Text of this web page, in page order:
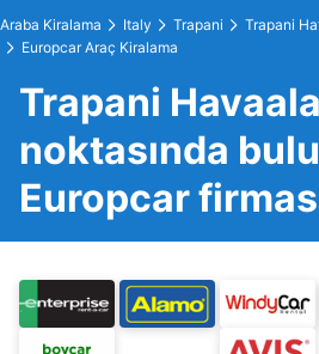
Araba Kiralama Italy Trapani
Trapani
Europcar Araç Kiralama
Trapani
noktasında
Europcar